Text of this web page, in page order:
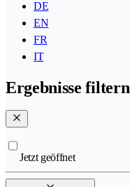
DE
EN
FR
IT
Ergebnisse filtern
Jetzt geöffnet